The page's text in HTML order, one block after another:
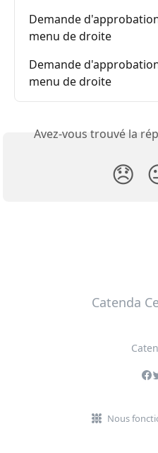
Demande
menu de droite
Demande
menu de droite
Avez-vous trouvé la
😞
Catenda
Nous